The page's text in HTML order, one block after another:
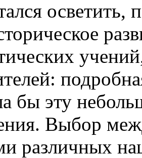
осветить,
бы эту
Выбор
различных